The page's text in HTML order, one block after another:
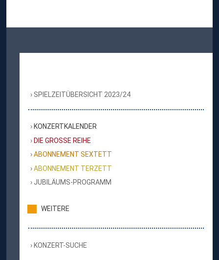
SPIELZEITÜBERSICHT 2023/24
KONZERTKALENDER
DIE GROSSE REIHE
ABONNEMENT SEXTETT
ABONNEMENT TERZETT
JUBILÄUMS-PROGRAMM
WEITERE
KONZERT-SUCHE